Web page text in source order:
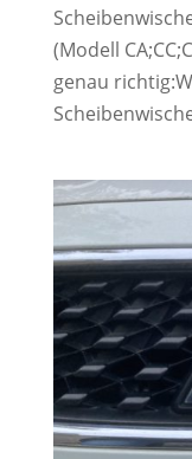
(Modell
genau